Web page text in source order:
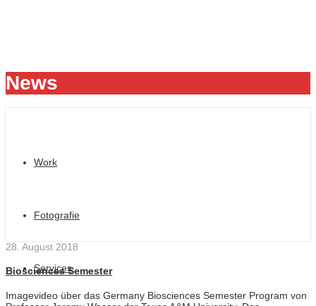
Work
Fotografie
Services
News
28. August 2018
Biosciences Semester
Imagevideo über das Germany Biosciences Semester Program von